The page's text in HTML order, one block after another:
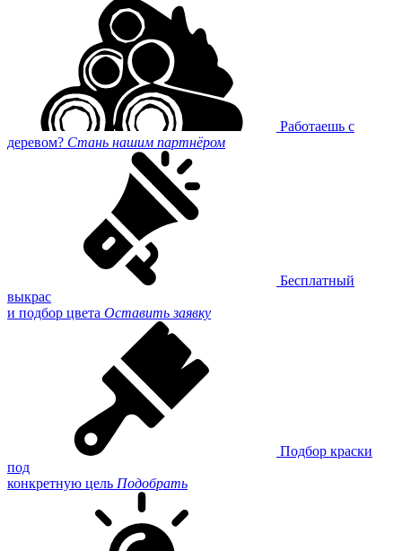
Работаешь с
деревом? Стань нашим партнёром
Бесплатный
выкрас
и подбор цвета Оставить заявку
Подбор краски
под
конкретную цель Подобрать